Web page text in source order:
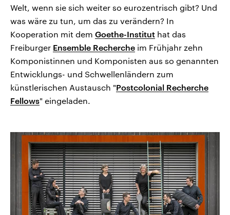
Welt, wenn sie sich weiter so eurozentrisch gibt? Und
was wäre zu tun, um das zu verändern? In
Kooperation mit dem Goethe-Institut hat das
Freiburger Ensemble Recherche im Frühjahr zehn
Komponistinnen und Komponisten aus so genannten
Entwicklungs- und Schwellenländern zum
künstlerischen Austausch "Postcolonial Recherche
Fellows" eingeladen.